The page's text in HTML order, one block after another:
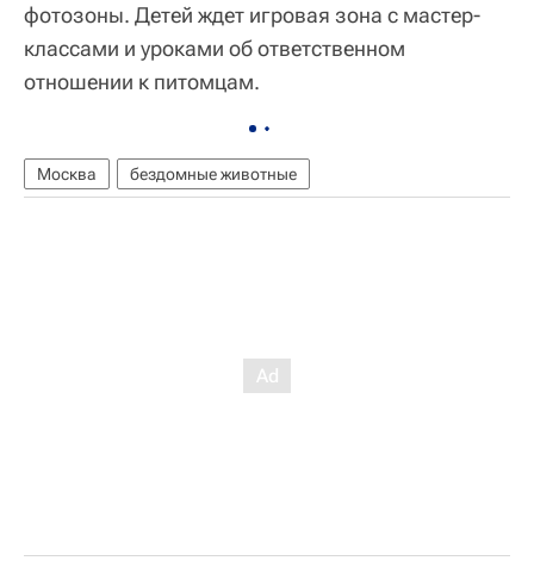
фотозоны. Детей ждет игровая зона с мастер-
классами и уроками об ответственном
отношении к питомцам.
Москва бездомные животные